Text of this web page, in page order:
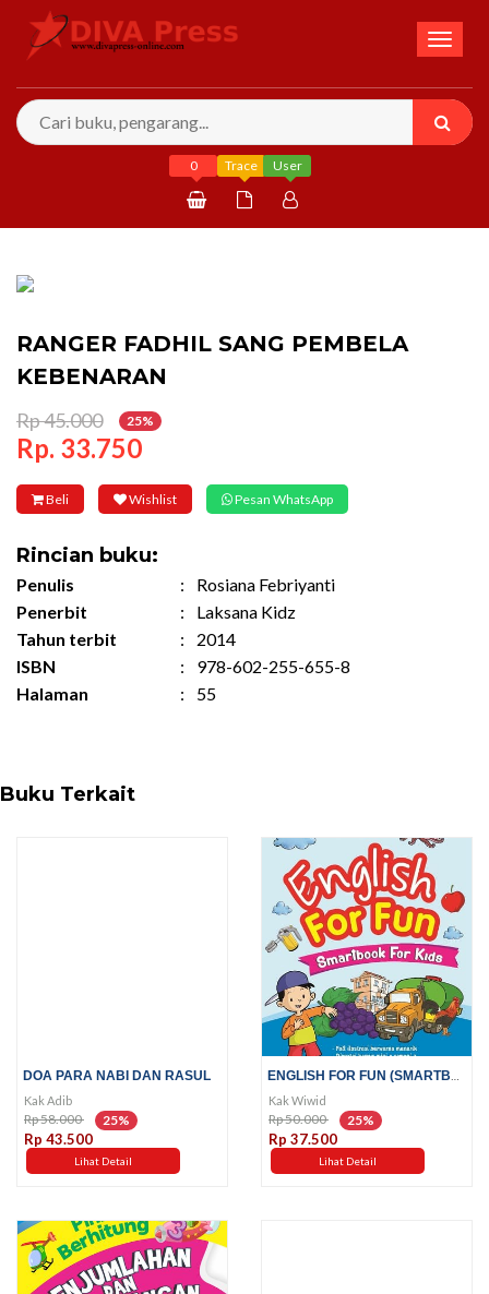
0 Trace User
RANGER FADHIL SANG PEMBELA
KEBENARAN
Rp 45.000 25%
Rp. 33.750
Beli Wishlist Pesan WhatsApp
Rincian buku:
Penulis :
Rosiana Febriyanti
Penerbit
:
Laksana Kidz
Tahun terbit
:
2014
ISBN
:
978-602-255-655-8
Halaman
: 55
Buku Terkait
DOA PARA NABI DAN RASUL
Kak Adib
Rp 58.000 25%
Rp 43.500
Lihat Detail
Kak Wiwid
Rp 50.000 25%
Rp 37.500
Lihat Detail